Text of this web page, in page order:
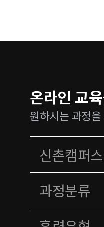
온라인 교
원하시는 과정